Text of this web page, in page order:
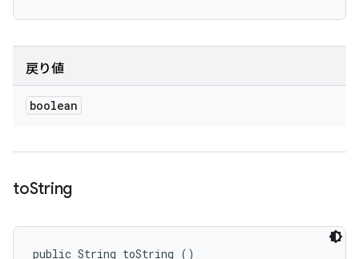
戻り値
boolean
toString
public String toString ()